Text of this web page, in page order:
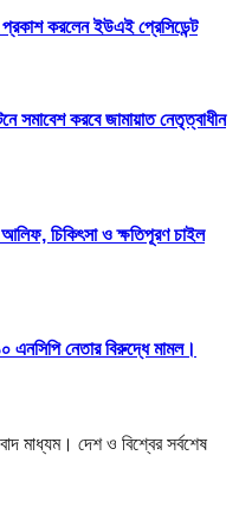
করলেন ইউএই প্রেসিডেন্ট
সমাবেশ করবে জামায়াত নেতৃত্বাধীন
আলিফ, চিকিৎসা ও ক্ষতিপূরণ চাইল
এনসিপি নেতার বিরুদ্ধে মামল।
মাধ্যম। দেশ ও বিশ্বের সর্বশেষ